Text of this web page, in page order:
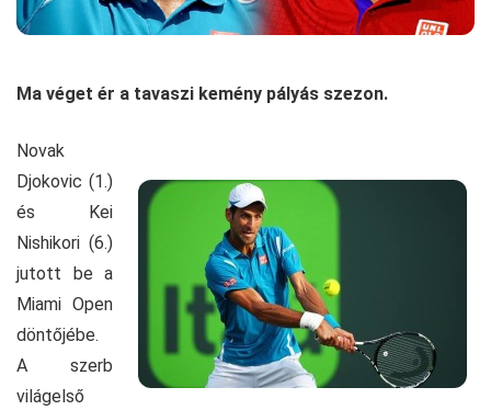
Ma véget ér a tavaszi kemény pályás szezon.
Novak
Djokovic (1.)
és Kei
Nishikori (6.)
jutott be a
Miami Open
döntőjébe.
A szerb
világelső